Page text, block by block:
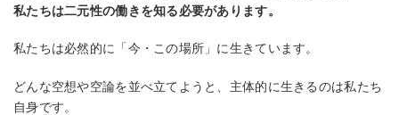
私たちは二元性の働きを知る必要があります。
私たちは必然的に「今・この場所」に生きています。
どんな空想や空論を並べ立てようと、主体的に生きるのは私たち
自身です。